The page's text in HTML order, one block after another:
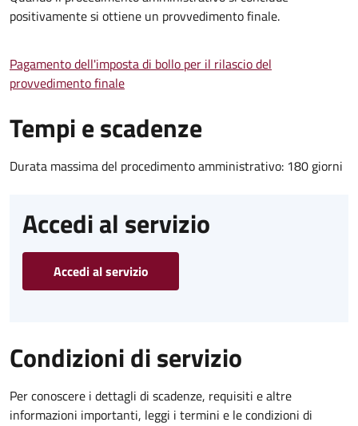
positivamente si ottiene un provvedimento finale.
Pagamento dell'imposta di bollo per il rilascio del
provvedimento finale
Tempi e scadenze
Durata massima del procedimento amministrativo: 180 giorni
Accedi al servizio
Accedi al servizio
Condizioni di servizio
Per conoscere i dettagli di scadenze, requisiti e altre
informazioni importanti, leggi i termini e le condizioni di